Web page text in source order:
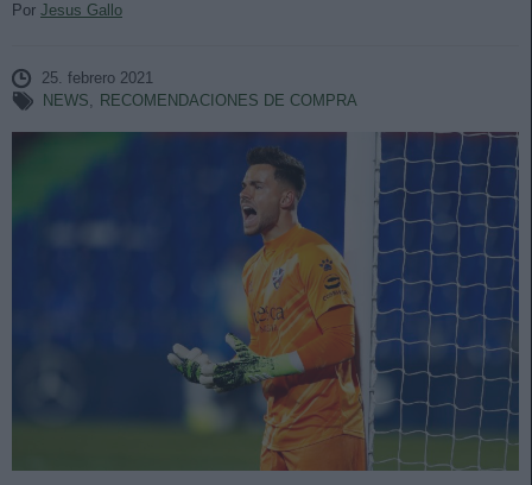
Por Jesus Gallo
25. febrero 2021
NEWS, RECOMENDACIONES DE COMPRA